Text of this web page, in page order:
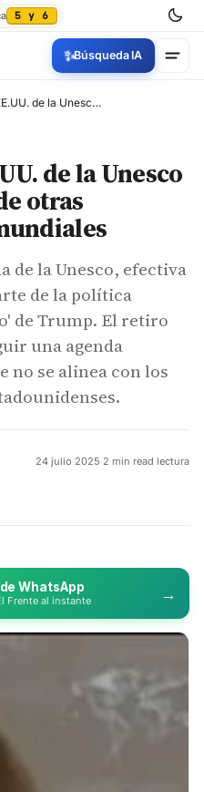
5 y 6
✨Búsqueda IA
Trump sacó a EE.UU. de la Unesco y anuncia retiro de otras organizaciones mundiales
de la Unesco
otras
de la Unesco, efectiva
de la política
de Trump. El retiro
una agenda
no se alinea con los
24 julio 2025·2 min read lectura
WhatsApp
Frente al instante →